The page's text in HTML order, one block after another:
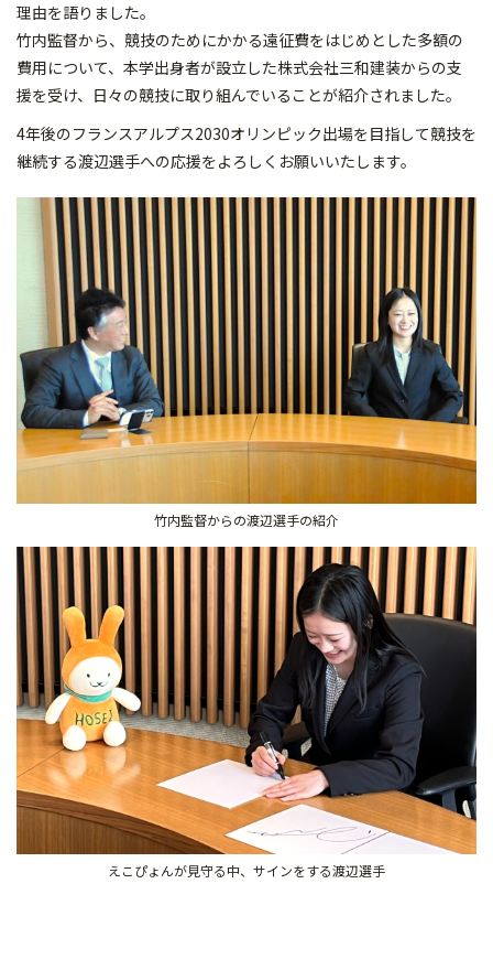
理由を語りました。
竹内監督から、競技のためにかかる遠征費をはじめとした多額の
費用について、本学出身者が設立した株式会社三和建装からの支
援を受け、日々の競技に取り組んでいることが紹介されました。
4年後のフランスアルプス2030オリンピック出場を目指して競技を
継続する渡辺選手への応援をよろしくお願いいたします。
竹内監督からの渡辺選手の紹介
えこぴょんが見守る中、サインをする渡辺選手